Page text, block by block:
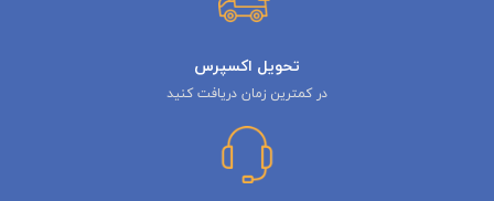
تحویل اکسپرس
در کمترین زمان دریافت کنید